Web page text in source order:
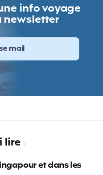
info voyage
newsletter
lire
et dans les